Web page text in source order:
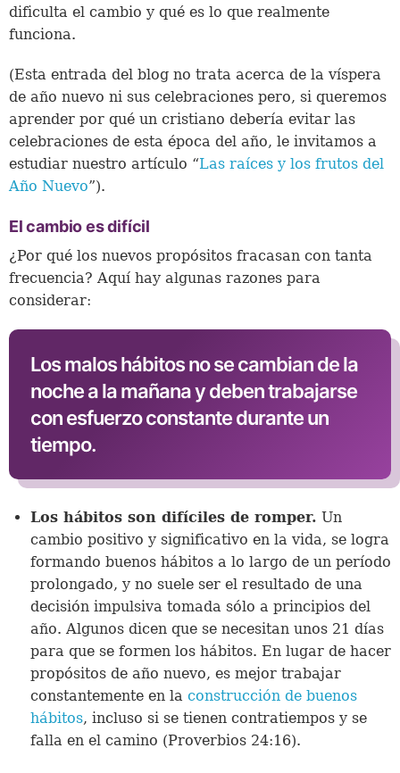
dificulta el cambio y qué es lo que realmente
funciona.
(Esta entrada del blog no trata acerca de la víspera
de año nuevo ni sus celebraciones pero, si queremos
aprender por qué un cristiano debería evitar las
celebraciones de esta época del año, le invitamos a
estudiar nuestro artículo “Las raíces y los frutos del
Año Nuevo”).
El cambio es difícil
¿Por qué los nuevos propósitos fracasan con tanta
frecuencia? Aquí hay algunas razones para
considerar:
Los malos hábitos no se cambian de la
noche a la mañana y deben trabajarse
con esfuerzo constante durante un
tiempo.
Los hábitos son difíciles de romper. Un
cambio positivo y significativo en la vida, se logra
formando buenos hábitos a lo largo de un período
prolongado, y no suele ser el resultado de una
decisión impulsiva tomada sólo a principios del
año. Algunos dicen que se necesitan unos 21 días
para que se formen los hábitos. En lugar de hacer
propósitos de año nuevo, es mejor trabajar
constantemente en la construcción de buenos
hábitos, incluso si se tienen contratiempos y se
falla en el camino (Proverbios 24:16).